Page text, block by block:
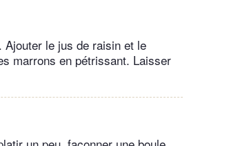
Ajouter le jus de raisin et le
marrons en pétrissant. Laisser